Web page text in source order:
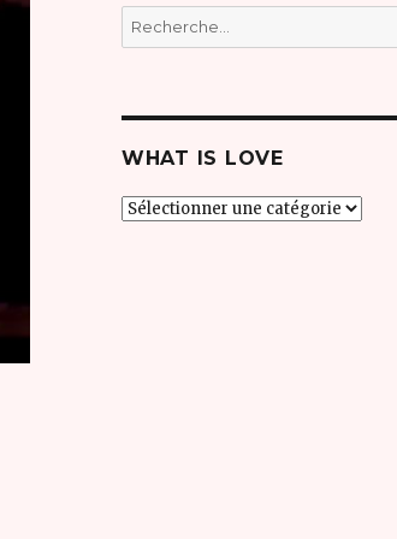
Recherche
pour
WHAT IS LOVE
what